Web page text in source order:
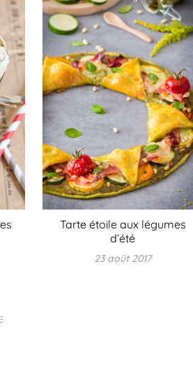
Tarte étoile aux légumes
d’été
23 août 2017